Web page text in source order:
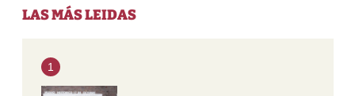
LAS MÁS LEIDAS
1